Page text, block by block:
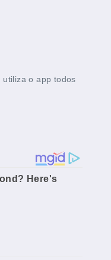
utiliza o app todos